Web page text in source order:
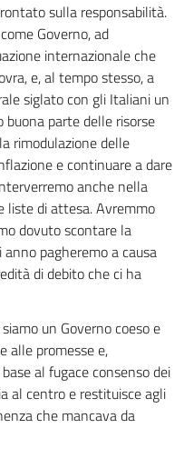
sulla responsabilità.
Governo, ad
internazionale che
e, al tempo stesso, a
siglato con gli Italiani un
parte delle risorse
rimodulazione delle
e continuare a dare
anche nella
liste di attesa. Avremmo
dovuto scontare la
pagheremo a causa
di debito che ci ha
un Governo coeso e
alle promesse e,
al fugace consenso dei
al centro e restituisce agli
che mancava da